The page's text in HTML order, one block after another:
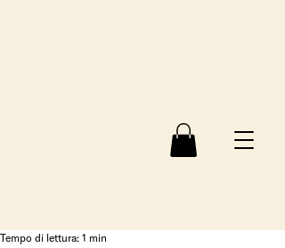
Tempo di lettura: 1 min